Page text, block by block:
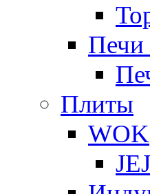
Печи
Плиты
WOK